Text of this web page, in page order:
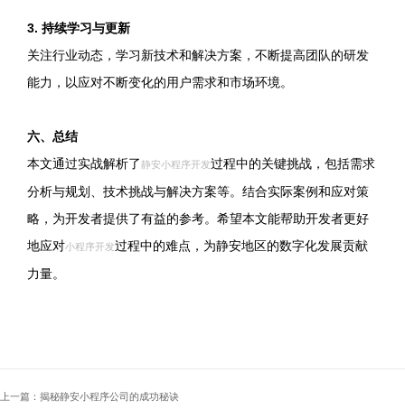
3. 持续学习与更新
关注行业动态，学习新技术和解决方案，不断提高团队的研发
能力，以应对不断变化的用户需求和市场环境。
六、总结
本文通过实战解析了静安小程序开发过程中的关键挑战，包括需求
分析与规划、技术挑战与解决方案等。结合实际案例和应对策
略，为开发者提供了有益的参考。希望本文能帮助开发者更好
地应对小程序开发过程中的难点，为静安地区的数字化发展贡献
力量。
上一篇：揭秘静安小程序公司的成功秘诀